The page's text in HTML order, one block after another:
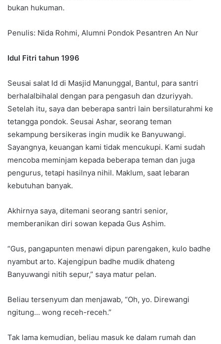
bukan hukuman.
Penulis: Nida Rohmi, Alumni Pondok Pesantren An Nur
Idul Fitri tahun 1996
Seusai salat Id di Masjid Manunggal, Bantul, para santri
berhalalbihalal dengan para pengasuh dan dzuriyyah.
Setelah itu, saya dan beberapa santri lain bersilaturahmi ke
tetangga pondok. Seusai Ashar, seorang teman
sekampung bersikeras ingin mudik ke Banyuwangi.
Sayangnya, keuangan kami tidak mencukupi. Kami sudah
mencoba meminjam kepada beberapa teman dan juga
pengurus, tetapi hasilnya nihil. Maklum, saat lebaran
kebutuhan banyak.
Akhirnya saya, ditemani seorang santri senior,
memberanikan diri sowan kepada Gus Ashim.
“Gus, pangapunten menawi dipun parengaken, kulo badhe
nyambut arto. Kajengipun badhe mudik dhateng
Banyuwangi nitih sepur,” saya matur pelan.
Beliau tersenyum dan menjawab, “Oh, yo. Direwangi
ngitung… wong receh-receh.”
Tak lama kemudian, beliau masuk ke dalam rumah dan